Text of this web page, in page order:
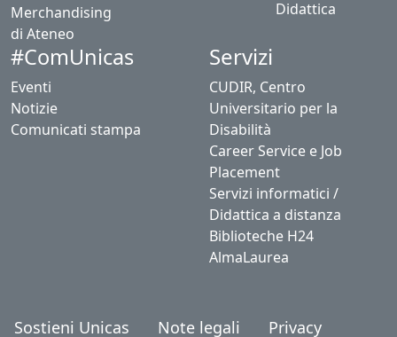
Merchandising
di Ateneo
Didattica
#ComUnicas
Eventi
Notizie
Comunicati stampa
Servizi
CUDIR, Centro
Universitario per la
Disabilità
Career Service e Job
Placement
Servizi informatici /
Didattica a distanza
Biblioteche H24
AlmaLaurea
Sostieni Unicas Note legali Privacy